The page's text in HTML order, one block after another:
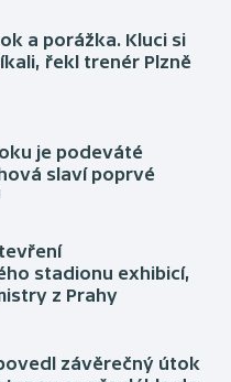
a porážka. Kluci si
řekl trenér Plzně
je podeváté
slaví poprvé
stadionu exhibicí,
z Prahy
závěrečný útok